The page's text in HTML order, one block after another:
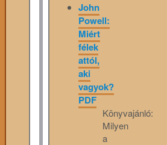
John
Powell:
Miért
félek
attól,
aki
vagyok?
PDF
Könyvajánló:
Milyen
a